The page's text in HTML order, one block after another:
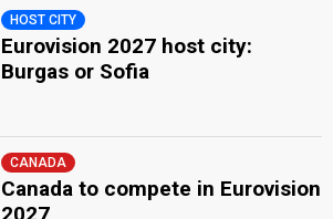
HOST CITY
Eurovision 2027 host city:
Burgas or Sofia
CANADA
Canada to compete in Eurovision
2027